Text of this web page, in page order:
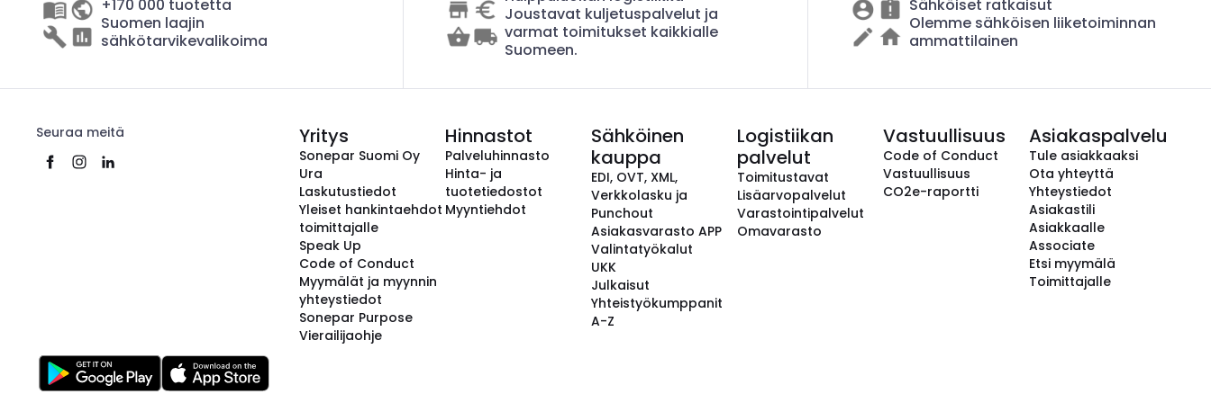
+170 000 tuotetta
Suomen laajin
sähkötarvikevalikoima
Joustavat kuljetuspalvelut ja
varmat toimitukset kaikkialle
Suomeen.
Sähköiset ratkaisut
Olemme sähköisen liiketoiminnan
ammattilainen
Seuraa meitä Yritys
Sonepar Suomi Oy
Ura
Laskutustiedot
Yleiset hankintaehdot
toimittajalle
Speak Up
Code of Conduct
Myymälät ja myynnin
yhteystiedot
Sonepar Purpose
Vierailijaohje
Hinnastot
Palveluhinnasto
Hinta- ja
tuotetiedostot
Myyntiehdot
Sähköinen
kauppa
EDI, OVT, XML,
Verkkolasku ja
Punchout
Asiakasvarasto APP
Valintatyökalut
UKK
Julkaisut
Yhteistyökumppanit
A-Z
Logistiikan
palvelut
Toimitustavat
Lisäarvopalvelut
Varastointipalvelut
Omavarasto
Vastuullisuus
Code of Conduct
Vastuullisuus
CO2e-raportti
Asiakaspalvelu
Tule asiakkaaksi
Ota yhteyttä
Yhteystiedot
Asiakastili
Asiakkaalle
Associate
Etsi myymälä
Toimittajalle